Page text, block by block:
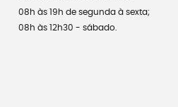
08h às 19h de segunda à sexta;
08h às 12h30 - sábado.